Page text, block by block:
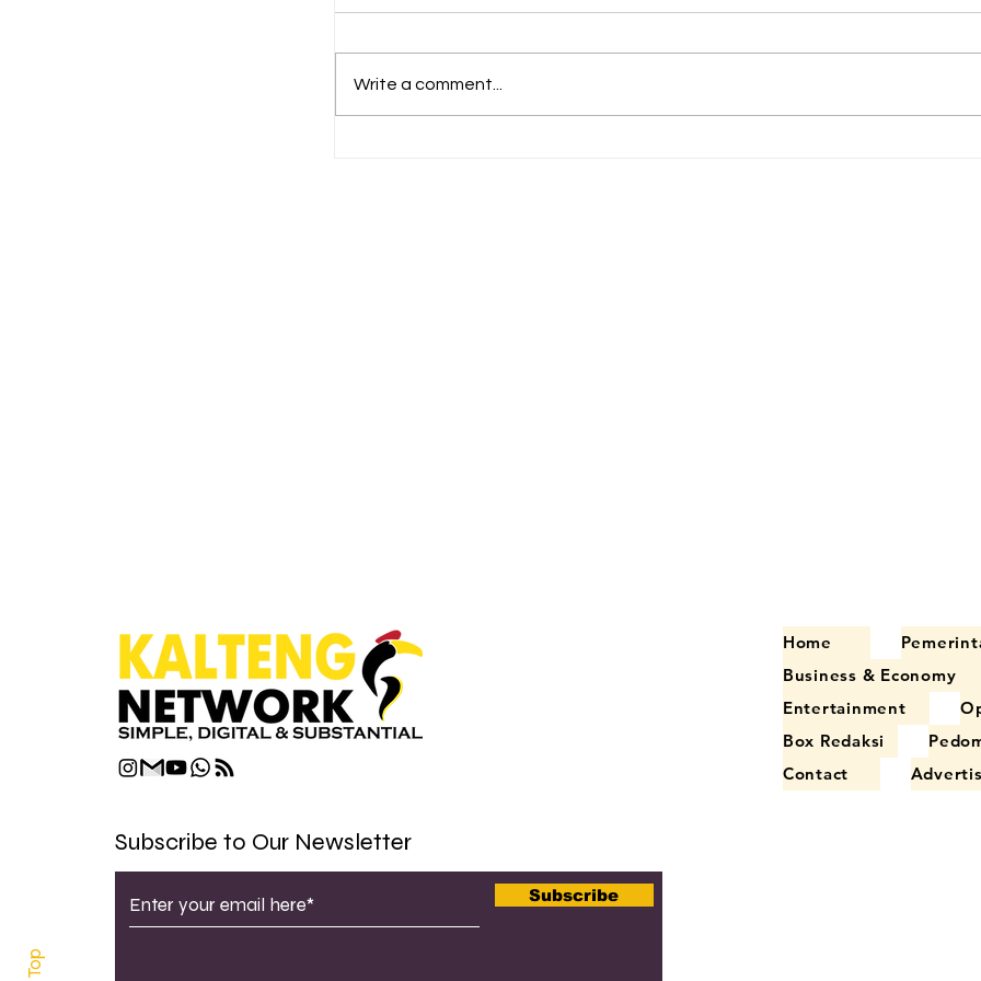
Write a comment...
Subscribe to Our Newsletter
Subscribe
Home
Business & Economy
Entertainment
Box Redaksi
Contact